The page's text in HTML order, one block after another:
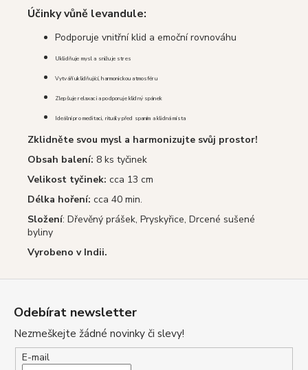
Účinky vůně levandule:
Podporuje vnitřní klid a emoční rovnováhu
Uklidňuje mysl a snižuje stres
Vytváří uklidňující, harmonickou atmosféru
Zlepšuje relaxaci a podporuje klidný spánek
Ideální pro meditaci, rituály před spaním a klidná místa
Zklidněte svou mysl a harmonizujte svůj prostor!
Obsah balení: 8 ks tyčinek
Velikost tyčinek: cca 13 cm
Délka hoření: cca 40 min.
Složení: Dřevěný prášek, Pryskyřice, Drcené sušené
byliny
Vyrobeno v Indii.
Odebírat newsletter
Nezmeškejte žádné novinky či slevy!
E-mail